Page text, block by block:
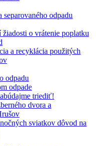
separovaného odpadu
žiadosti o vrátenie poplatku
a recyklácia použitých
odpadu
odpade
triediť!
dvora a
sviatkov dôvod na